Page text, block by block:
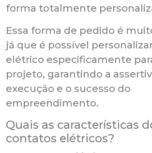
forma totalmente
Essa forma de pedido é
já que é possível
elétrico especificamente
projeto, garantindo a
execução e o sucesso do
empreendimento.
Quais as características
contatos elétricos?